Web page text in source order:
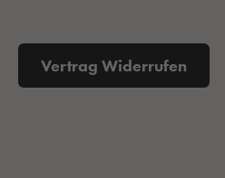
Vertrag Widerrufen